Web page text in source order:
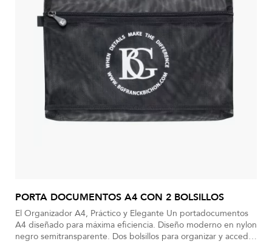
PORTA DOCUMENTOS A4 CON 2 BOLSILLOS
El Organizador A4, Práctico y Elegante Un portadocumentos
A4 diseñado para máxima eficiencia. Diseño moderno en nylon
negro semitransparente. Dos bolsillos para organizar y acceder